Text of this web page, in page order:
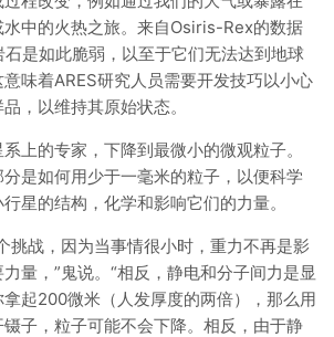
中的火热之旅。来自Osiris-Rex的数据
是如此脆弱，以至于它们无法达到地球
味着ARES研究人员需要开发技巧以小心
，以维持其原始状态。
上的专家，下降到最微小的微观粒子。
是如何用少于一毫米的粒子，以便科学
星的结构，化学和影响它们的力量。
挑战，因为当事情很小时，重力不再是影
量，”鬼说。“相反，静电和分子间力是显
起200微米（人发厚度的两倍），那么用
子，粒子可能不会下降。相反，由于静